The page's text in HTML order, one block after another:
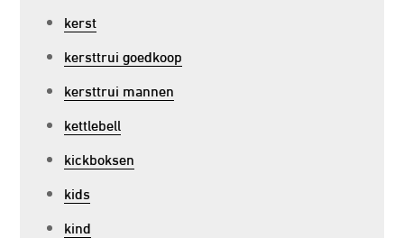
kerst
kersttrui goedkoop
kersttrui mannen
kettlebell
kickboksen
kids
kind